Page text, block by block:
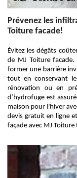
Prévenez les
Toiture facade!
Évitez les dégâts
de MJ Toiture
former une barrière
tout en conservant
rénovation ou en
d’hydrofuge est
maison pour l'hiver
devis gratuit en ligne
façade avec MJ Toiture